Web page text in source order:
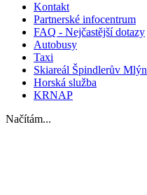
Kontakt
Partnerské infocentrum
FAQ - Nejčastější dotazy
Autobusy
Taxi
Skiareál Špindlerův Mlýn
Horská služba
KRNAP
Načítám...